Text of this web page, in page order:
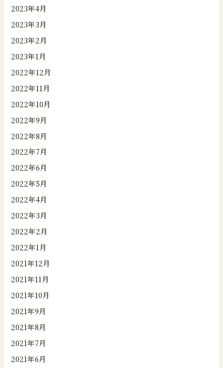
2023年4月
2023年3月
2023年2月
2023年1月
2022年12月
2022年11月
2022年10月
2022年9月
2022年8月
2022年7月
2022年6月
2022年5月
2022年4月
2022年3月
2022年2月
2022年1月
2021年12月
2021年11月
2021年10月
2021年9月
2021年8月
2021年7月
2021年6月